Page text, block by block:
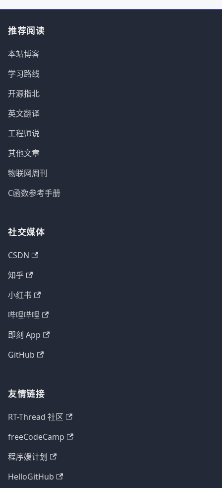
推荐阅读
本站博客
学习路线
开源指北
英文翻译
工程师说
其他文章
物联网周刊
C函数参考手册
社交媒体
CSDN
知乎
小红书
哔哩哔哩
即刻 App
GitHub
友情链接
RT-Thread 社区
freeCodeCamp
程序媛计划
HelloGitHub